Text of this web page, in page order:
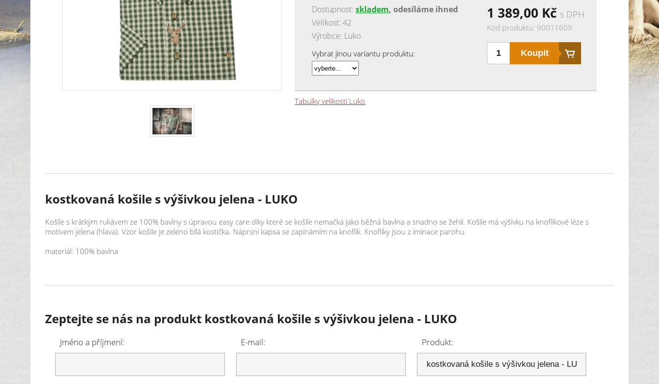
Dostupnost:skladem, odesíláme ihned
Velikost: 42
Výrobce: Luko
Vybrat jinou variantu produktu:
1 389,00 Kč s DPH
Kód produktu: 90011609
Tabulky velikostí Luko
kostkovaná košile s výšivkou jelena - LUKO
Košile s krátkým rukávem ze 100% bavlny s úpravou easy care díky které se košile nemačká jako běžná bavlna a snadno se žehlí. Košile má výšivku na knoflíkové léze s
motivem jelena (hlava). Vzor košile je zeleno bílá kostička. Náprsní kapsa se zapínámím na knoflík. Knoflíky jsou z iminace parohu.
materiál: 100% bavlna
Zeptejte se nás na produkt kostkovaná košile s výšivkou jelena - LUKO
Jméno a příjmení: E-mail: Produkt: